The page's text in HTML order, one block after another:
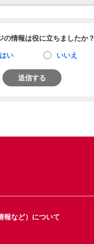
の情報は役に立ちましたか？
はい いいえ
送信する
報など）について